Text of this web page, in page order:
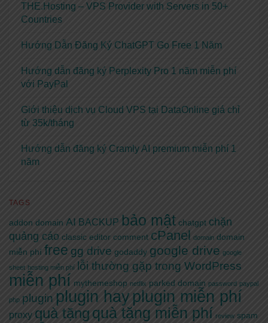
THE.Hosting – VPS Provider with Servers in 50+
Countries
Hướng Dẫn Đăng Ký ChatGPT Go Free 1 Năm
Hướng dẫn đăng ký Perplexity Pro 1 năm miễn phí
với PayPal
Giới thiệu dịch vụ Cloud VPS tại DataOnline giá chỉ
từ 35k/tháng
Hướng dẫn đăng ký Cramly AI premium miễn phí 1
năm
TAGS
addon domain AI BACKUP bảo mật chatgpt chặn
quảng cáo classic editor comment cPanel domain domain
miễn phí free gg drive godaddy google drive google
sheet hosting miễn phí lỗi thường gặp trong WordPress
miễn phí mythemeshop netflix parked domain password paypal
php plugin plugin hay plugin miễn phí
proxy quà tặng quà tặng miễn phí review spam